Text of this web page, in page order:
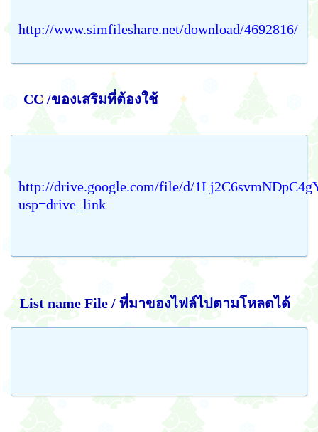
http://www.simfileshare.net/download/4692816/
CC /ของเสริมที่ต้องใช้
http://drive.google.com/file/d/
usp=drive_link
List name File / ที่มาของไฟล์ไปตามโหลดได้